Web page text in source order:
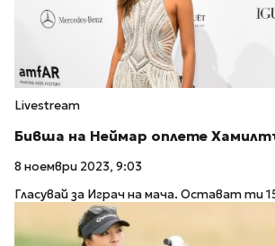
Livestream
Бивша на Неймар оплете
8 ноември 2023, 9:03
Гласувай за Играч на мача. Остават ти